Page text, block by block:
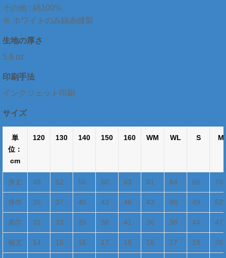
その他 : 綿100%
※ ホワイトのみ綿糸縫製
生地の厚さ
5.6 oz
印刷手法
インクジェット印刷
サイズ
単
位：
cm
120 130 140 150 160 WM WL S M
身丈 48 52 56 60 63 61 64 66 70
身巾 35 37 40 43 46 43 46 49 52
肩巾 31 33 35 38 41 36 38 44 47
袖丈 14 15 16 17 18 16 17 19 20